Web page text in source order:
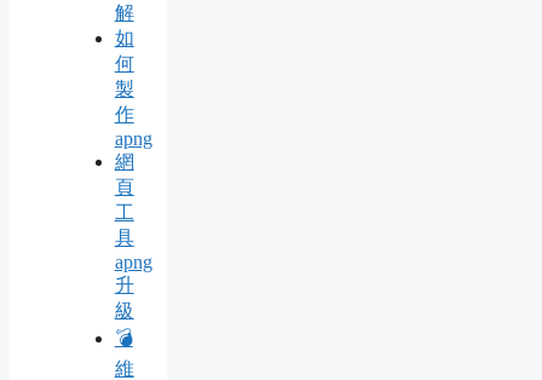
解
如
何
製
作
apng
網
頁
工
具
apng
升
級
💣
維